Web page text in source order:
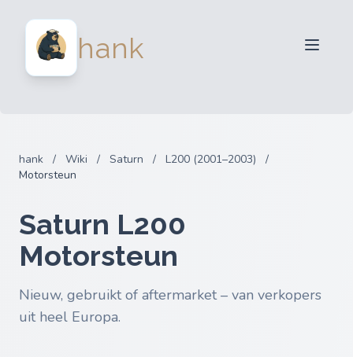
hank
Inloggen
hank / Wiki / Saturn / L200 (2001–2003)
/
Motorsteun
Saturn L200
Motorsteun
Nieuw, gebruikt of aftermarket – van verkopers
uit heel Europa.